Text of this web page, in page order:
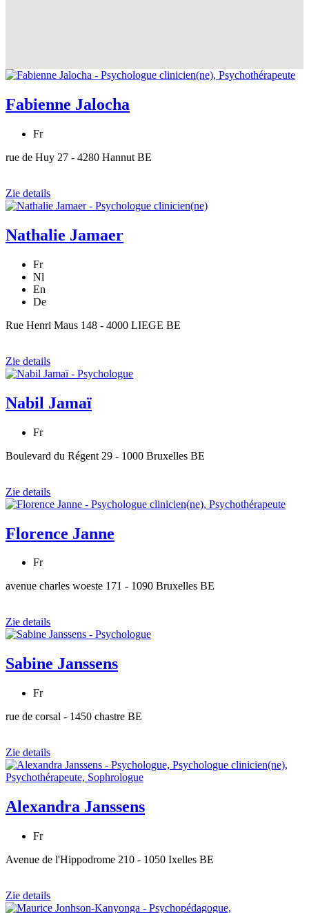
Fabienne Jalocha
Fr
rue de Huy 27 - 4280 Hannut BE
Zie details
Nathalie Jamaer
Fr
Nl
En
De
Rue Henri Maus 148 - 4000 LIEGE BE
Zie details
Nabil Jamaï
Fr
Boulevard du Régent 29 - 1000 Bruxelles BE
Zie details
Florence Janne
Fr
avenue charles woeste 171 - 1090 Bruxelles BE
Zie details
Sabine Janssens
Fr
rue de corsal - 1450 chastre BE
Zie details
Alexandra Janssens
Fr
Avenue de l'Hippodrome 210 - 1050 Ixelles BE
Zie details